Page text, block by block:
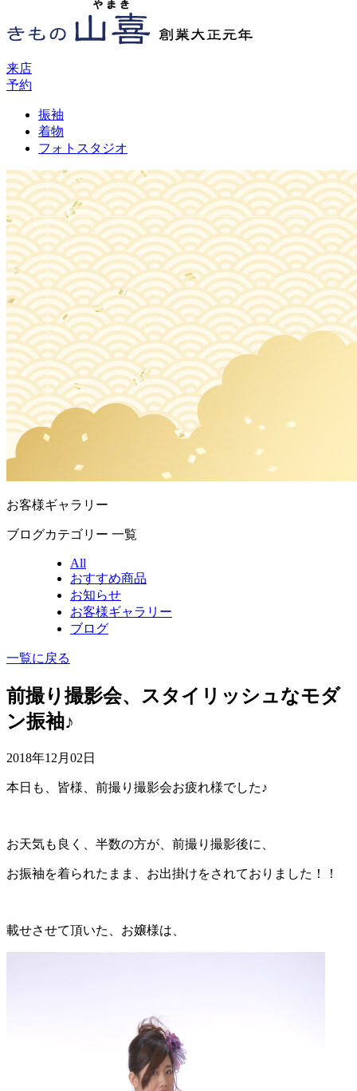
来店
予約
振袖
着物
フォトスタジオ
お客様ギャラリー
ブログカテゴリー 一覧
All
おすすめ商品
お知らせ
お客様ギャラリー
ブログ
一覧に戻る
前撮り撮影会、スタイリッシュなモダ
ン振袖♪
2018年12月02日
本日も、皆様、前撮り撮影会お疲れ様でした♪
お天気も良く、半数の方が、前撮り撮影後に、
お振袖を着られたまま、お出掛けをされておりました！！
載せさせて頂いた、お嬢様は、